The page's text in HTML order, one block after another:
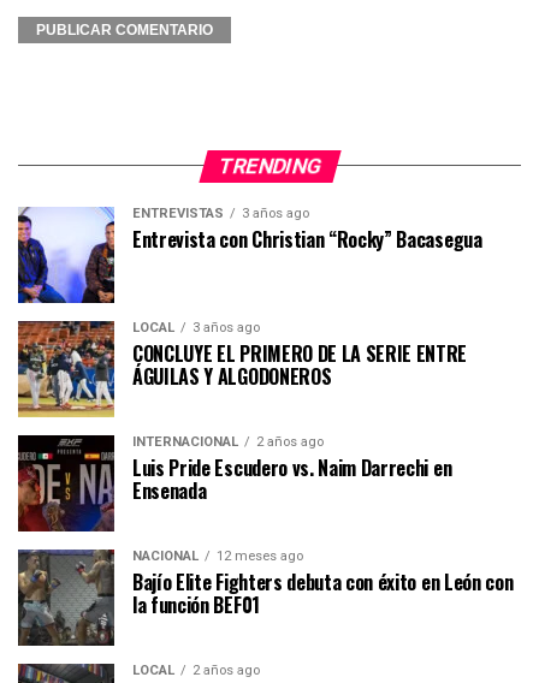
TRENDING
ENTREVISTAS 3 años ago
Entrevista con Christian “Rocky” Bacasegua
LOCAL 3 años ago
CONCLUYE EL PRIMERO DE LA SERIE ENTRE
ÁGUILAS Y ALGODONEROS
INTERNACIONAL 2 años ago
Luis Pride Escudero vs. Naim Darrechi en
Ensenada
NACIONAL 12 meses ago
Bajío Elite Fighters debuta con éxito en León con
la función BEF01
LOCAL 2 años ago